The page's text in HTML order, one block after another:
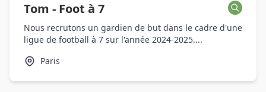
Tom - Foot à 7
Nous recrutons un gardien de but dans le cadre d'une
ligue de football à 7 sur l'année 2024-2025....
Paris